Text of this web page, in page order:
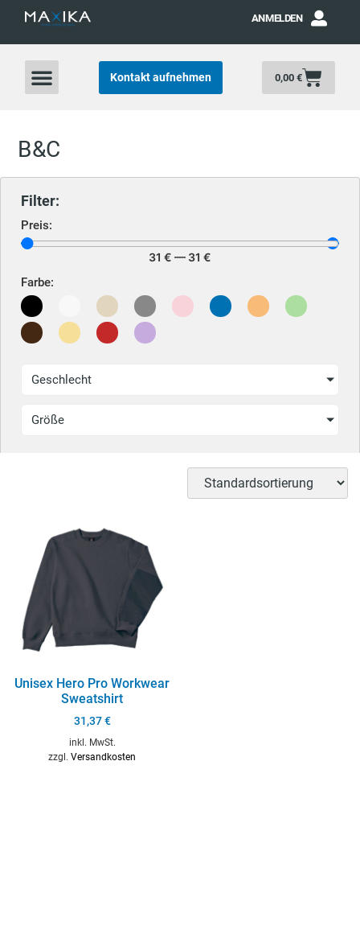
ANMELDEN
Kontakt aufnehmen 0,00 €
B&C
Filter:
Preis:
31 € — 31 €
Farbe:
Geschlecht
Größe
Unisex Hero Pro Workwear
Sweatshirt
31,37€
inkl. MwSt.
zzgl. Versandkosten